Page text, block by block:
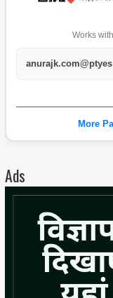
Works
anurajk.com@ptyes
More
Ads